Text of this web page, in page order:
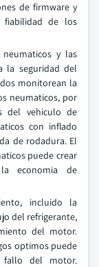
de firmware y
fiabilidad de los
y las
la seguridad del
monitorean la
neumaticos, por
del vehiculo de
con inflado
de rodadura. El
puede crear
economia de
incluido la
del refrigerante,
del motor.
optimos puede
fallo del motor.